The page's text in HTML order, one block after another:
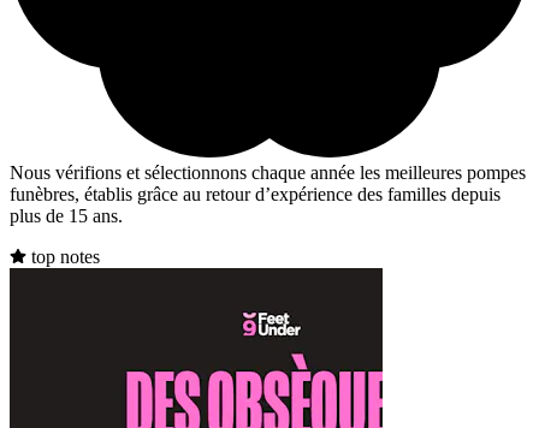
Nous vérifions et sélectionnons chaque année les meilleures pompes
funèbres, établis grâce au retour d’expérience des familles depuis
plus de 15 ans.
top notes